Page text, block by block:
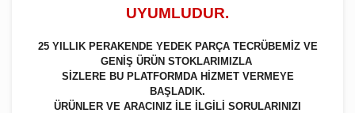
UYUMLUDUR.
25 YILLIK PERAKENDE YEDEK PARÇA TECRÜBEMİZ VE
GENİŞ ÜRÜN STOKLARIMIZLA
SİZLERE BU PLATFORMDA HİZMET VERMEYE
BAŞLADIK.
ÜRÜNLER VE ARACINIZ İLE İLGİLİ SORULARINIZI